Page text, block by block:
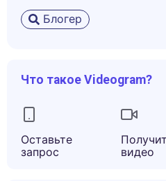
Блогер
Что такое Videogram?
Оставьте
запрос
видео